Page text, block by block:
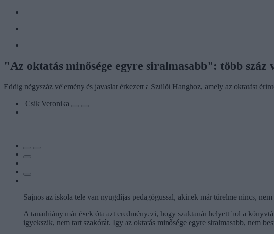
"Az oktatás minősége egyre siralmasabb": több száz
Eddig négyszáz vélemény és javaslat érkezett a Szülői Hanghoz, amely az oktatást
Csik Veronika
Sajnos az iskola tele van nyugdíjas pedagógussal, akinek már türelme nincs,
A tanárhiány már évek óta azt eredményezi, hogy szaktanár helyett hol a
igyekszik, nem tart szakórát. Igy az oktatás minősége egyre siralmasabb, nem